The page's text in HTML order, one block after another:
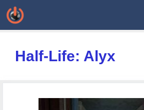
İçeriğe
atla
Half-Life: Alyx